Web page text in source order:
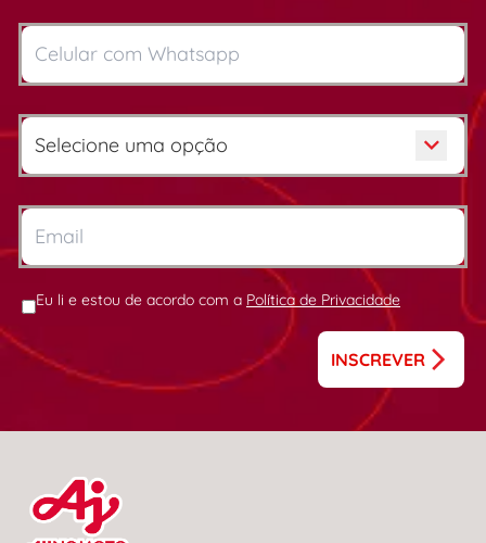
Eu li e estou de acordo com a Política de Privacidade
INSCREVER